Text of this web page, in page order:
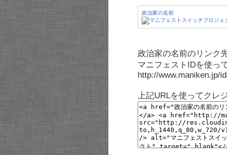
政治家の名前
政治家の名前のリンク
マニフェストIDを使っ
http://www.maniken.jp/
上記URLを使ってクレ